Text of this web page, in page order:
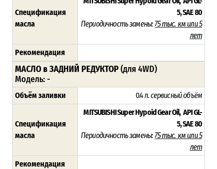
Спецификация
масла
5, SAE 80
Периодичность замены:75 тыс. км или 5
лет
Рекомендация
МАСЛО в ЗАДНИЙ РЕДУКТОР(для 4WD)
Модель: -
Объём заливки 0.4 л.сервисный объём
Спецификация
масла
MITSUBISHI Super Hypoid Gear Oil, API GL-
5, SAE 80
Периодичность замены:75 тыс. км или 5
лет
Рекомендация